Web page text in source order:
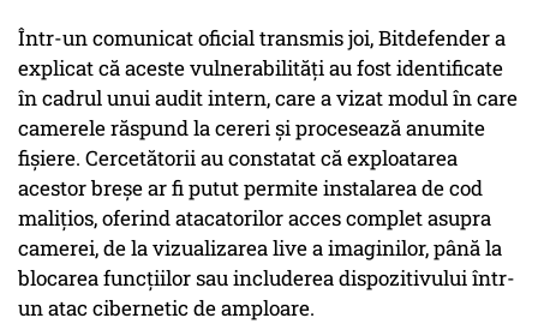
Într-un comunicat oficial transmis joi, Bitdefender a
explicat că aceste vulnerabilități au fost identificate
în cadrul unui audit intern, care a vizat modul în care
camerele răspund la cereri și procesează anumite
fișiere. Cercetătorii au constatat că exploatarea
acestor breșe ar fi putut permite instalarea de cod
malițios, oferind atacatorilor acces complet asupra
camerei, de la vizualizarea live a imaginilor, până la
blocarea funcțiilor sau includerea dispozitivului într-
un atac cibernetic de amploare.